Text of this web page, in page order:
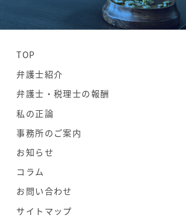
TOP
弁護士紹介
弁護士・税理士の報酬
私の正論
事務所のご案内
お知らせ
コラム
お問い合わせ
サイトマップ